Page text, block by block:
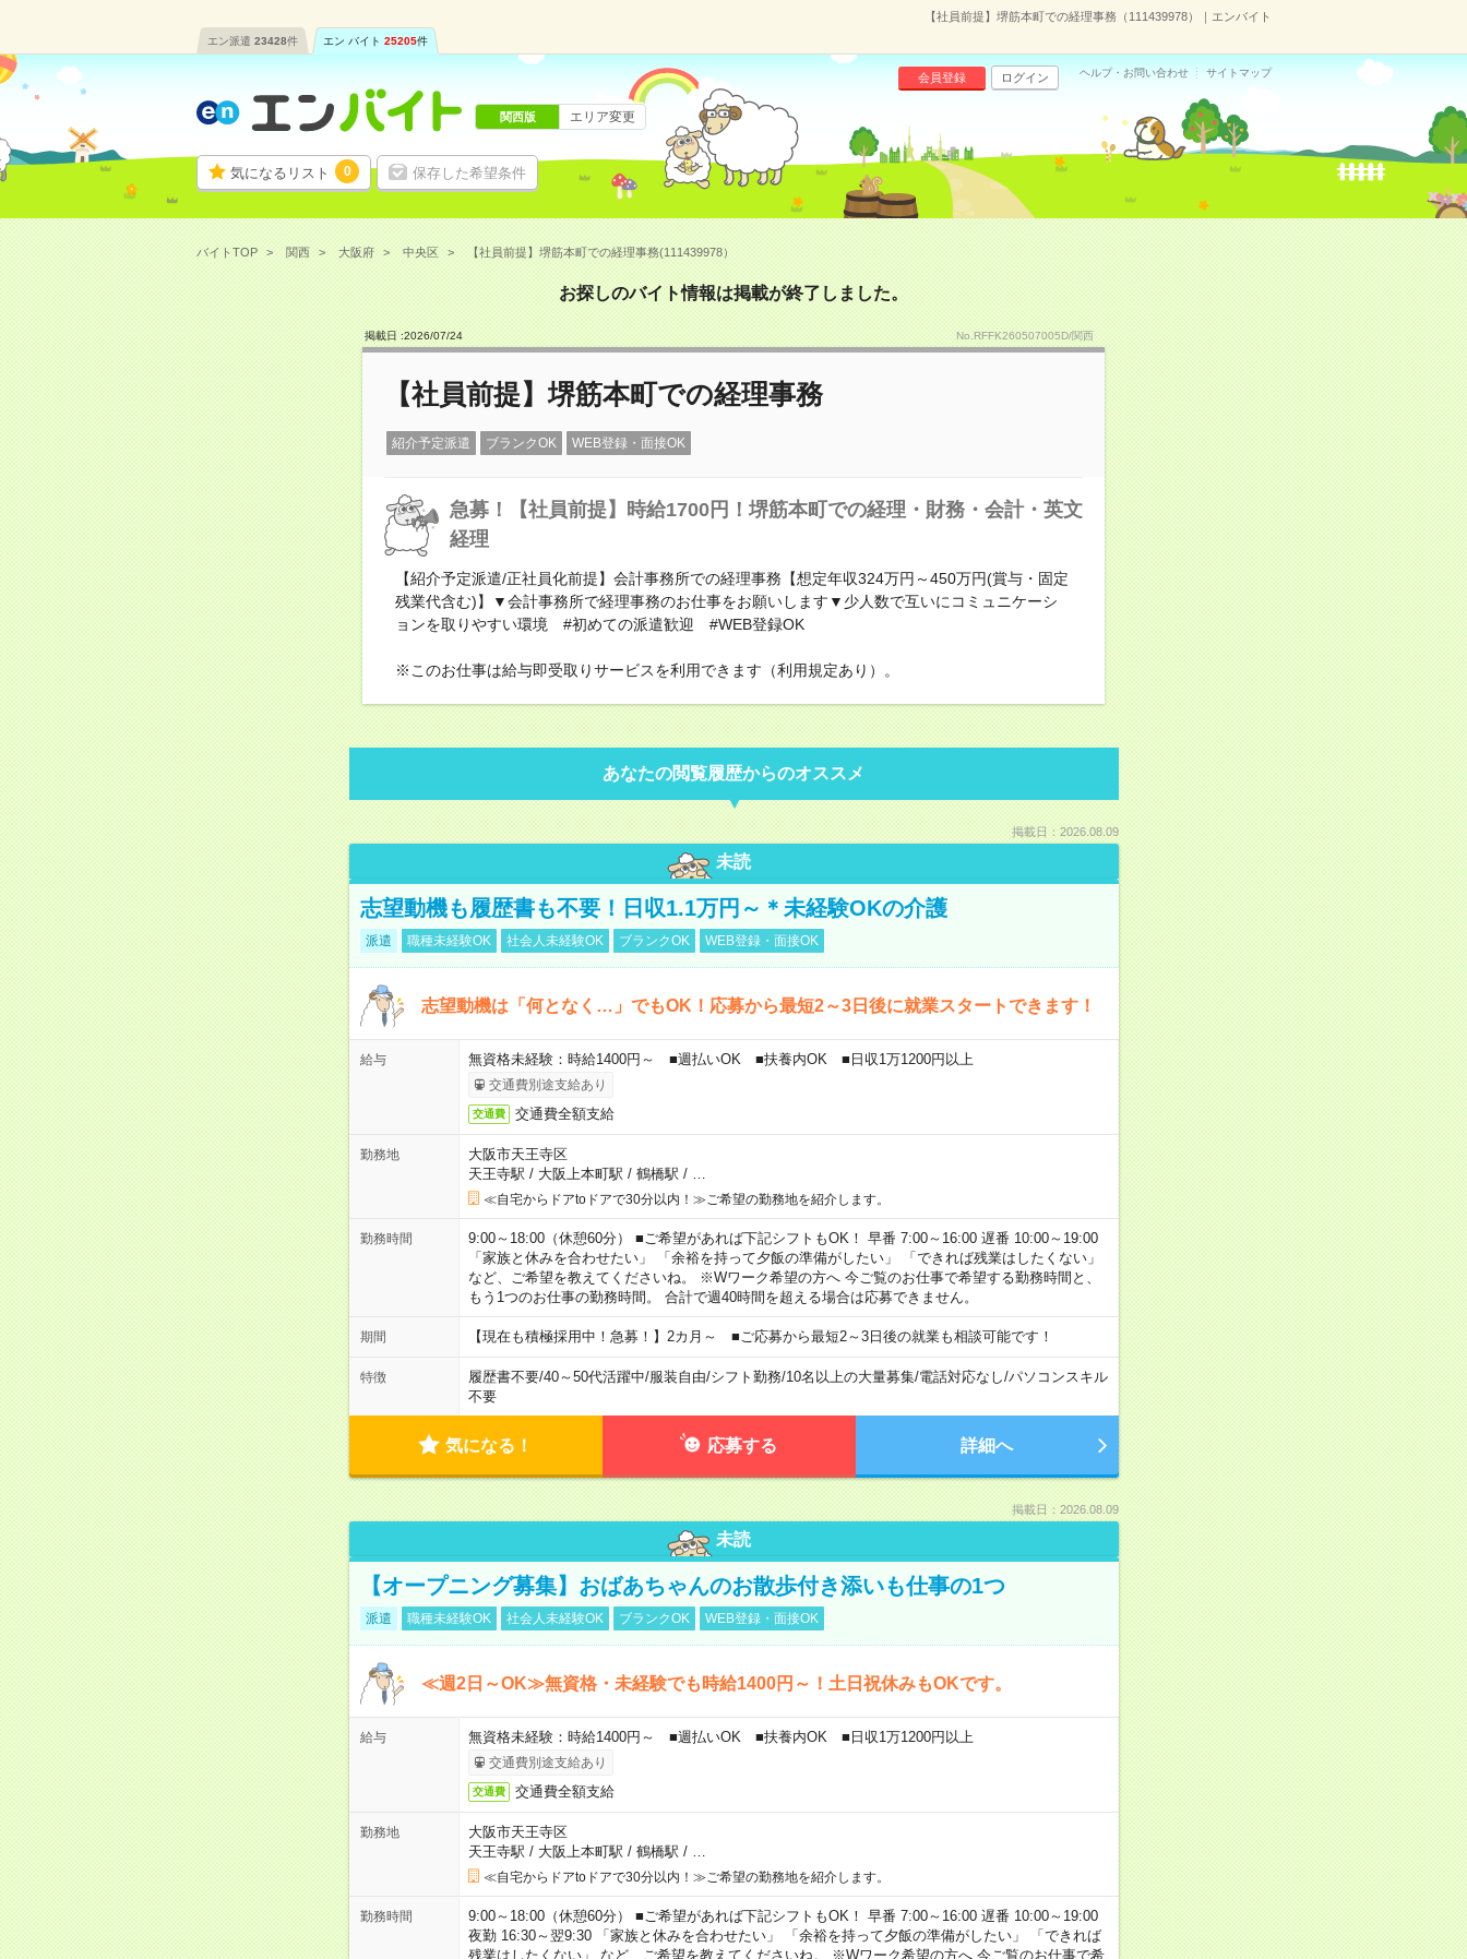
【社員前提】堺筋本町での経理事務（111439978）｜エンバイト
エン派遣 23428件 エン バイト 25205件
気になるリスト 0 保存した希望条件
会員登録 ログイン ヘルプ・お問い合わせ サイトマップ
関西版 エリア変更
バイトTOP 関西 大阪府 中央区 【社員前提】堺筋本町での経理事務(111439978）
お探しのバイト情報は掲載が終了しました。
掲載日 :2026/07/24 No.RFFK260507005D/関西
【社員前提】堺筋本町での経理事務
紹介予定派遣 ブランクOK WEB登録・面接OK
急募！【社員前提】時給1700円！堺筋本町での経理・財務・会計・英文
経理
【紹介予定派遣/正社員化前提】会計事務所での経理事務【想定年収324万円～450万円(賞与・固定
残業代含む)】▼会計事務所で経理事務のお仕事をお願いします▼少人数で互いにコミュニケーシ
ョンを取りやすい環境 #初めての派遣歓迎 #WEB登録OK
※このお仕事は給与即受取りサービスを利用できます（利用規定あり）。
あなたの閲覧履歴からのオススメ
掲載日：2026.08.09
未読
志望動機も履歴書も不要！日収1.1万円～＊未経験OKの介護
派遣 職種未経験OK 社会人未経験OK ブランクOK WEB登録・面接OK
志望動機は「何となく…」でもOK！応募から最短2～3日後に就業スタートできます！
給与 無資格未経験：時給1400円～ ■週払いOK ■扶養内OK ■日収1万1200円以上
交通費別途支給あり
交通費 交通費全額支給
勤務地
大阪市天王寺区
天王寺駅 / 大阪上本町駅 / 鶴橋駅 /
≪自宅からドアtoドアで30分以内！≫ご希望の勤務地を紹介します。
勤務時間
9:00～18:00（休憩60分） ■ご希望があれば下記シフトもOK！ 早番 7:00～16:00 遅番 10:00～19:00
「家族と休みを合わせたい」 「余裕を持って夕飯の準備がしたい」 「できれば残業はしたくない」
など、ご希望を教えてくださいね。 ※Wワーク希望の方へ 今ご覧のお仕事で希望する勤務時間と、
もう1つのお仕事の勤務時間。 合計で週40時間を超える場合は応募できません。
期間 【現在も積極採用中！急募！】2カ月～ ■ご応募から最短2～3日後の就業も相談可能です！
特徴 履歴書不要/40～50代活躍中/服装自由/シフト勤務/10名以上の大量募集/電話対応なし/パソコンスキル
不要
気になる！ 応募する 詳細へ
掲載日：2026.08.09
未読
【オープニング募集】おばあちゃんのお散歩付き添いも仕事の1つ
派遣 職種未経験OK 社会人未経験OK ブランクOK WEB登録・面接OK
≪週2日～OK≫無資格・未経験でも時給1400円～！土日祝休みもOKです。
給与 無資格未経験：時給1400円～ ■週払いOK ■扶養内OK ■日収1万1200円以上
交通費別途支給あり
交通費 交通費全額支給
勤務地
大阪市天王寺区
天王寺駅 / 大阪上本町駅 / 鶴橋駅 /
≪自宅からドアtoドアで30分以内！≫ご希望の勤務地を紹介します。
勤務時間
9:00～18:00（休憩60分） ■ご希望があれば下記シフトもOK！ 早番 7:00～16:00 遅番 10:00～19:00
夜勤 16:30～翌9:30 「家族と休みを合わせたい」 「余裕を持って夕飯の準備がしたい」 「できれば
残業はしたくない」 など、ご希望を教えてくださいね。 ※Wワーク希望の方へ 今ご覧のお仕事で希